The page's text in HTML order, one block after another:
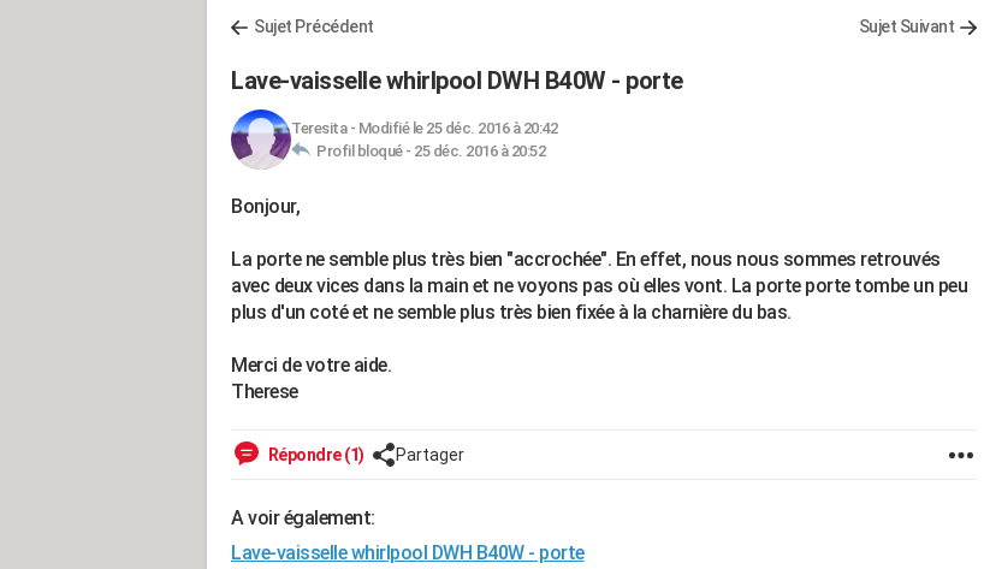
Sujet Précédent Sujet Suivant
Lave-vaisselle whirlpool DWH B40W - porte
Teresita- Modifié le 25 déc. 2016 à 20:42
Profil bloqué - 25 déc. 2016 à 20:52
Bonjour,
La porte ne semble plus très bien "accrochée". En effet, nous nous sommes retrouvés
avec deux vices dans la main et ne voyons pas où elles vont. La porte porte tombe un peu
plus d'un coté et ne semble plus très bien fixée à la charnière du bas.
Merci de votre aide.
Therese
Répondre (1) Partager
A voir également:
Lave-vaisselle whirlpool DWH B40W - porte